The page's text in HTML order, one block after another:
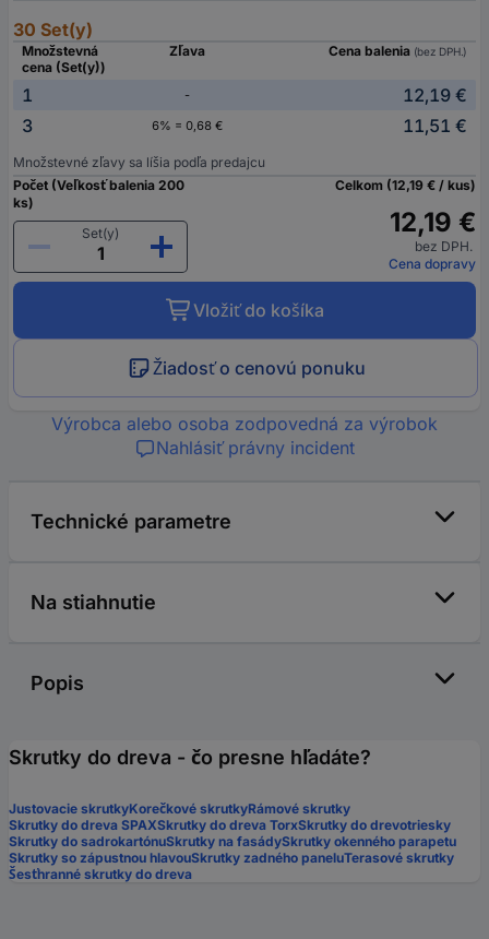
30 Set(y)
Množstevná
cena (Set(y))
Zľava Cena balenia (bez DPH.)
1 -
12,19 €
3
6% = 0,68 € 11,51 €
Množstevné zľavy sa líšia podľa predajcu
Počet (Veľkosť balenia 200
ks)
Set(y)
Celkom (12,19 € / kus)
12,19 €
bez DPH.
Cena dopravy
Vložiť do košíka
Žiadosť o cenovú ponuku
Výrobca alebo osoba zodpovedná za výrobok
Nahlásiť právny incident
Technické parametre
Na stiahnutie
Popis
Skrutky do dreva - čo presne hľadáte?
Justovacie skrutkyKorečkové skrutkyRámové skrutky
Skrutky do dreva SPAXSkrutky do dreva TorxSkrutky do drevotriesky
Skrutky do sadrokartónuSkrutky na fasádySkrutky okenného parapetu
Skrutky so zápustnou hlavouSkrutky zadného paneluTerasové skrutky
Šesťhranné skrutky do dreva